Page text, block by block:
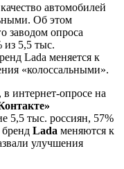
автомобилей
Об этом
заводом опроса
из 5,5 тыс.
Lada меняется к
«колоссальными».
, в интернет-опросе на
5,5 тыс. россиян, 57%
Lada меняются к
улучшения